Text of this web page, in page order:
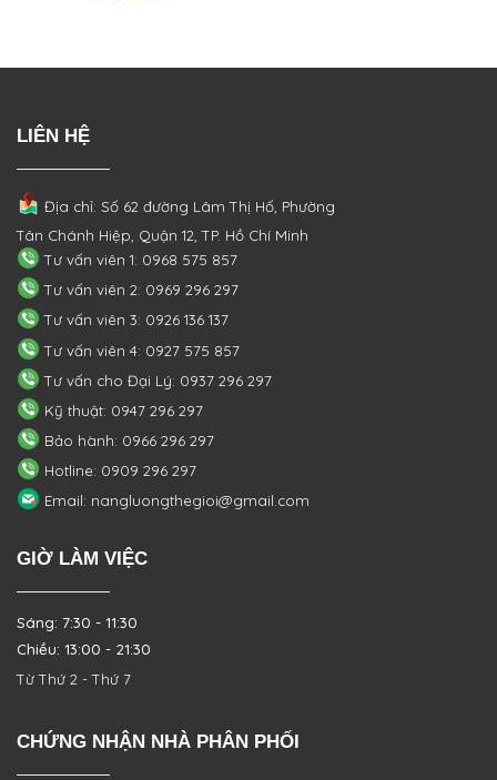
LIÊN HỆ
Địa chỉ: Số 62 đường Lâm Thị Hố, Phường
Tân Chánh Hiệp, Quận 12, TP. Hồ Chí Minh
Tư vấn viên 1: 0968 575 857
Tư vấn viên 2: 0969 296 297
Tư vấn viên 3: 0926 136 137
Tư vấn viên 4: 0927 575 857
Tư vấn cho Đại Lý: 0937 296 297
Kỹ thuật: 0947 296 297
Bảo hành: 0966 296 297
Hotline: 0909 296 297
Email: nangluongthegioi@gmail.com
GIỜ LÀM VIỆC
Sáng: 7:30 - 11:30
Chiều: 13:00 - 21:30
Từ Thứ 2 - Thứ 7
CHỨNG NHẬN NHÀ PHÂN PHỐI